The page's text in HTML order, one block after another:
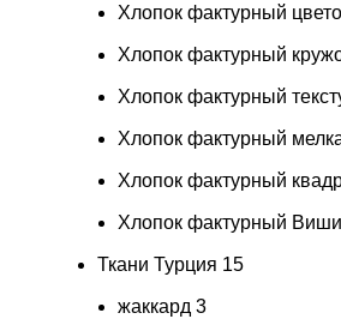
Хлопок фактурный
Хлопок фактурный
Хлопок фактурный
Хлопок фактурный
Хлопок фактурный
Хлопок фактурный Виши
Ткани Турция 15
жаккард 3